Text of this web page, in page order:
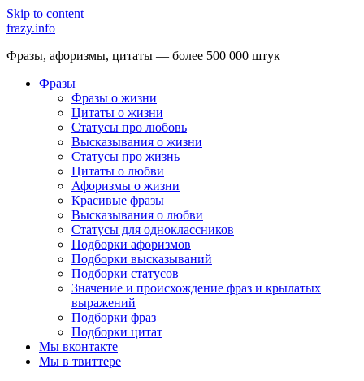
Skip to content
frazy.info
Фразы, афоризмы, цитаты — более 500 000 штук
Фразы
Фразы о жизни
Цитаты о жизни
Статусы про любовь
Высказывания о жизни
Статусы про жизнь
Цитаты о любви
Афоризмы о жизни
Красивые фразы
Высказывания о любви
Статусы для одноклассников
Подборки афоризмов
Подборки высказываний
Подборки статусов
Значение и происхождение фраз и крылатых
выражений
Подборки фраз
Подборки цитат
Мы вконтакте
Мы в твиттере